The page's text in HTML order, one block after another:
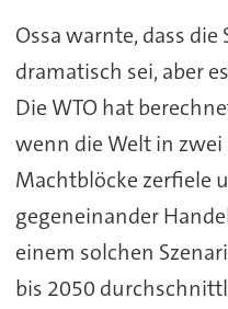
Ossa warnte, dass
dramatisch sei, aber
Die WTO hat
wenn die Welt in
Machtblöcke zerfiele
gegeneinander
einem solchen
bis 2050